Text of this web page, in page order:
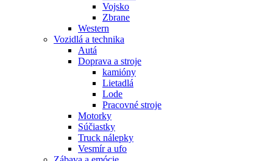
Vojsko
Zbrane
Western
Vozidlá a technika
Autá
Doprava a stroje
kamióny
Lietadlá
Lode
Pracovné stroje
Motorky
Súčiastky
Truck nálepky
Vesmír a ufo